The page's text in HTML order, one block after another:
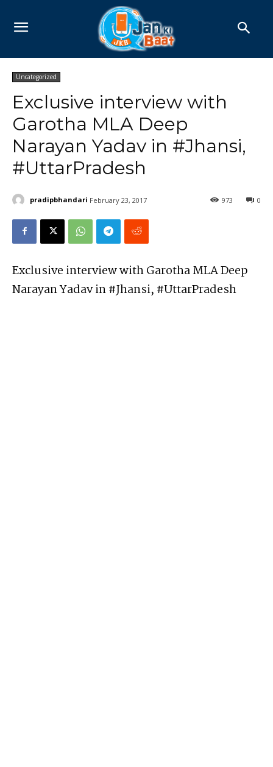
Uncategorized
Exclusive interview with
Garotha MLA Deep
Narayan Yadav in #Jhansi,
#UttarPradesh
pradipbhandari February 23, 2017 0
973
Exclusive interview with Garotha MLA Deep
Narayan Yadav in #Jhansi, #UttarPradesh